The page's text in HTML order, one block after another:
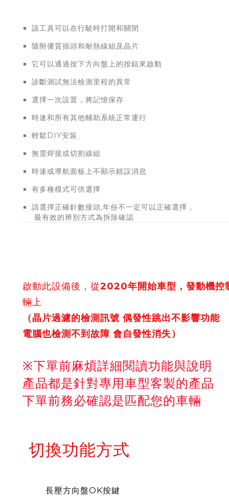
該工具可以在行駛時打開和關閉
隨附優質插頭和耐熱線組及晶片
它可以通過按下方向盤上的按鈕來啟動
診斷測試無法檢測里程的異常
選擇一次設置，將記憶保存
時速和所有其他輔助系統正常運行
輕鬆DIY安裝
無需焊接或切割線組
時速或導航面板上不顯示錯誤消息
有多種模式可供選擇
請選擇正確針數接頭,年份不一定
最有效的辨別方式為拆除確認
啟動此設備後，從2020年開始車型，發動機控
輛上
（晶片過濾的檢測訊號 偶發性跳出不影響功能
電腦也檢測不到故障 會自發性消失）
※下單前麻煩詳細閱讀功能與說明
產品都是針對專用車型客製的產品
下單前務必確認是匹配您的車輛
切換功能方式
長壓方向盤OK按鍵